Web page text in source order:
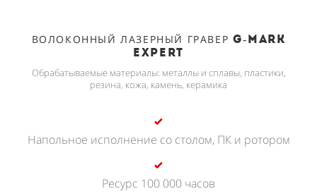
ВОЛОКОННЫЙ ЛАЗЕРНЫЙ ГРАВЕР G-MARK
Expert
Обрабатываемые материалы: металлы и сплавы, пластики,
резина, кожа, камень, керамика
Напольное исполнение со столом, ПК и ротором
Ресурс 100 000 часов